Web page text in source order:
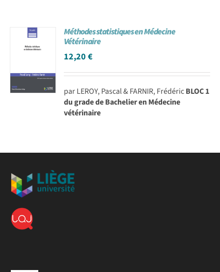
Méthodes statistiques en Médecine
Vétérinaire
12,20€
par LEROY, Pascal & FARNIR, FrédéricBLOC 1
du grade de Bachelier en Médecine
vétérinaire